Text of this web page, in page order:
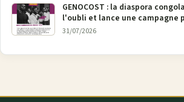
GENOCOST : la diaspora
l'oubli et lance une campagne
la pétition FONAREV depuis
31/07/2026